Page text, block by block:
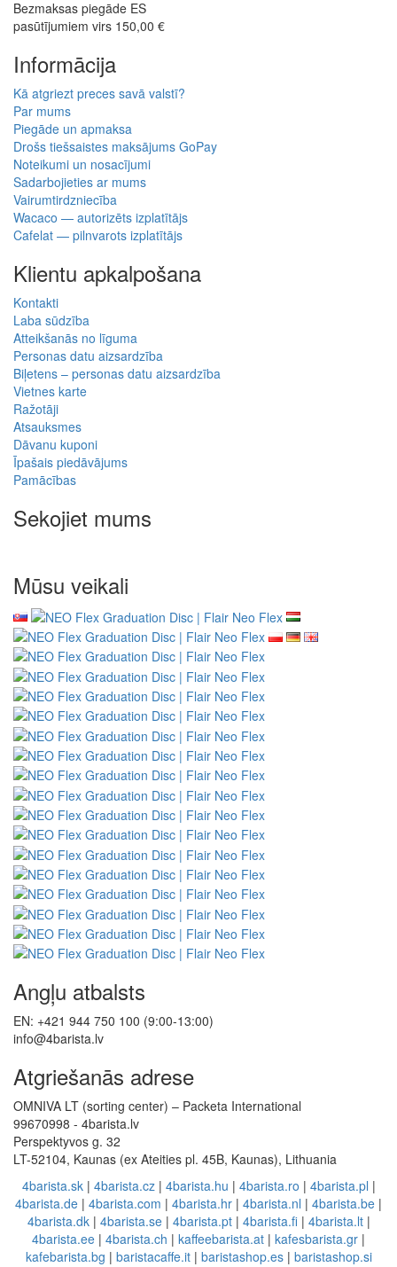
Bezmaksas piegāde ES
pasūtījumiem virs 150,00 €
Informācija
Kā atgriezt preces savā valstī?
Par mums
Piegāde un apmaksa
Drošs tiešsaistes maksājums GoPay
Noteikumi un nosacījumi
Sadarbojieties ar mums
Vairumtirdzniecība
Wacaco — autorizēts izplatītājs
Cafelat — pilnvarots izplatītājs
Klientu apkalpošana
Kontakti
Laba sūdzība
Atteikšanās no līguma
Personas datu aizsardzība
Biļetens – personas datu aizsardzība
Vietnes karte
Ražotāji
Atsauksmes
Dāvanu kuponi
Īpašais piedāvājums
Pamācības
Sekojiet mums
Mūsu veikali
Angļu atbalsts
EN: +421 944 750 100 (9:00-13:00)
info@4barista.lv
Atgriešanās adrese
OMNIVA LT (sorting center) – Packeta International
99670998 - 4barista.lv
Perspektyvos g. 32
LT-52104, Kaunas (ex Ateities pl. 45B, Kaunas), Lithuania
4barista.sk| 4barista.cz| 4barista.hu | 4barista.ro | 4barista.pl |
4barista.de | 4barista.com | 4barista.hr | 4barista.nl | 4barista.be |
4barista.dk| 4barista.se| 4barista.pt| 4barista.fi| 4barista.lt|
4barista.ee | 4barista.ch | kaffeebarista.at | kafesbarista.gr |
kafebarista.bg | baristacaffe.it| baristashop.es| baristashop.si